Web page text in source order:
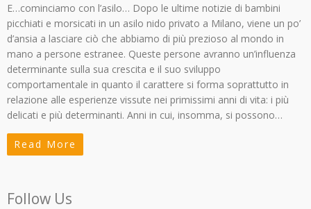
E…cominciamo con l’asilo… Dopo le ultime notizie di bambini
picchiati e morsicati in un asilo nido privato a Milano, viene un po’
d’ansia a lasciare ciò che abbiamo di più prezioso al mondo in
mano a persone estranee. Queste persone avranno un’influenza
determinante sulla sua crescita e il suo sviluppo
comportamentale in quanto il carattere si forma soprattutto in
relazione alle esperienze vissute nei primissimi anni di vita: i più
delicati e più determinanti. Anni in cui, insomma, si possono…
Read More
Follow Us